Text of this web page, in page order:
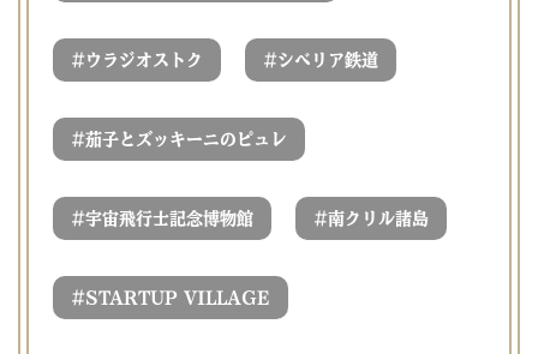
# ウラジオストク #シベリア鉄道
#茄子とズッキーニのピュレ
#宇宙飛行士記念博物館 #南クリル諸島
#STARTUP VILLAGE